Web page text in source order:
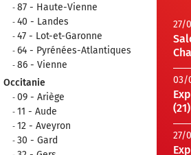
87 - Haute-Vienne
40 - Landes
47 - Lot-et-Garonne
64 - Pyrénées-Atlantiques
86 - Vienne
Occitanie
09 - Ariège
11 - Aude
12 - Aveyron
30 - Gard
27/
03/
(21)
27/